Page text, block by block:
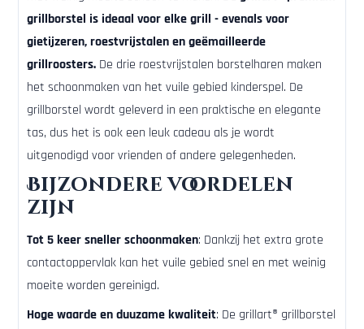
grillborstel is ideaal voor elke grill - evenals voor
gietijzeren, roestvrijstalen en geëmailleerde
grillroosters. De drie roestvrijstalen borstelharen maken
het schoonmaken van het vuile gebied kinderspel. De
grillborstel wordt geleverd in een praktische en elegante
tas, dus het is ook een leuk cadeau als je wordt
uitgenodigd voor vrienden of andere gelegenheden.
Bijzondere voordelen
zijn
Tot 5 keer sneller schoonmaken: Dankzij het extra grote
contactoppervlak kan het vuile gebied snel en met weinig
moeite worden gereinigd.
Hoge waarde en duuzame kwaliteit: De grillart® grillborstel